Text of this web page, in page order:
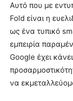
Αυτό που με
Fold είναι η
ως ένα τυπικό
εμπειρία
Google έχει
να